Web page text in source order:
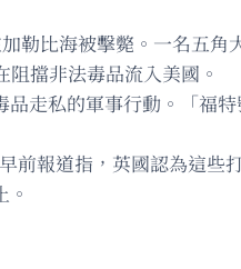
勒比海被擊斃。一名五角
擋非法毒品流入美國。
走私的軍事行動。「福
前報道指，英國認為這些